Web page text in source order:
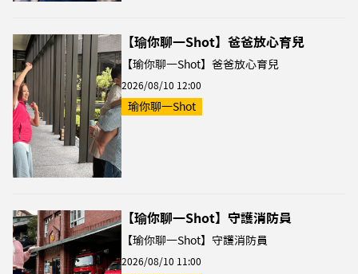
【瑜你聊一Shot】爸爸放心育兒
【瑜你聊一Shot】爸爸放心育兒
2026/08/10 12:00
瑜你聊一Shot
【瑜你聊一Shot】守護消防員
【瑜你聊一Shot】守護消防員
2026/08/10 11:00